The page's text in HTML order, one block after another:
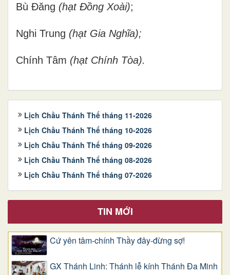
Bù Đăng (hạt Đồng Xoài);
Nghi Trung (hạt Gia Nghĩa);
Chính Tâm (hạt Chính Tòa).
Lịch Chầu Thánh Thể tháng 11-2026
Lịch Chầu Thánh Thể tháng 10-2026
Lịch Chầu Thánh Thể tháng 09-2026
Lịch Chầu Thánh Thể tháng 08-2026
Lịch Chầu Thánh Thể tháng 07-2026
TIN MỚI
Cứ yên tâm-chính Thầy đây-đừng sợ!
GX Thánh Linh: Thánh lễ kính Thánh Đa Minh